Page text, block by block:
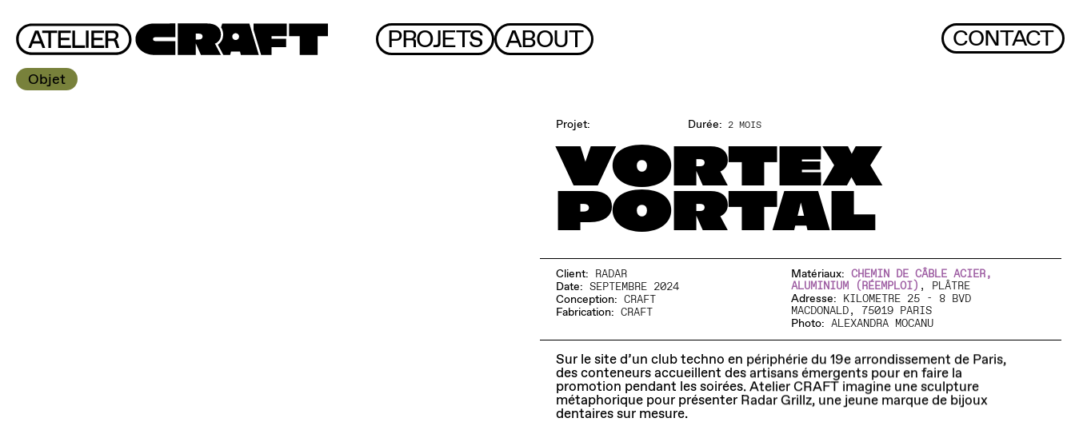
PROJETS ABOUT CONTACT
Objet
Projet: Durée: 2 MOIS
VORTEX
PORTAL
Client: RADAR
Date: SEPTEMBRE 2024
Conception: CRAFT
Fabrication: CRAFT
Matériaux: CHEMIN DE CÂBLE ACIER,
ALUMINIUM (RÉEMPLOI) , PLÂTRE
Adresse: KILOMETRE 25 - 8 BVD
MACDONALD, 75019 PARIS
Photo: ALEXANDRA MOCANU
Sur le site d’un club techno en périphérie du 19e arrondissement de Paris,
des conteneurs accueillent des artisans émergents pour en faire la
promotion pendant les soirées. Atelier CRAFT imagine une sculpture
métaphorique pour présenter Radar Grillz, une jeune marque de bijoux
dentaires sur mesure.